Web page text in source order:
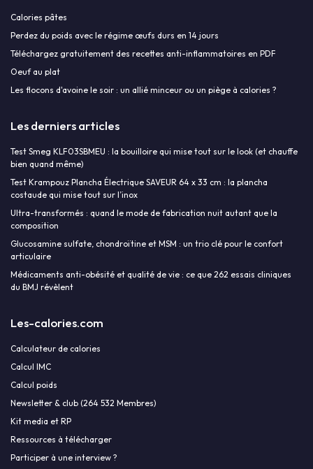
Calories pâtes
Perdez du poids avec le régime œufs durs en 14 jours
Téléchargez gratuitement des recettes anti-inflammatoires en PDF
Oeuf au plat
Les flocons d'avoine le soir : un allié minceur ou un piège à calories ?
Les derniers articles
Test Smeg KLF03SBMEU : la bouilloire qui mise tout sur le look (et chauffe
bien quand même)
Test Krampouz Plancha Électrique SAVEUR 64 x 33 cm : la plancha
costaude qui mise tout sur l’inox
Ultra-transformés : quand le mode de fabrication nuit autant que la
composition
Glucosamine sulfate, chondroïtine et MSM : un trio clé pour le confort
articulaire
Médicaments anti-obésité et qualité de vie : ce que 262 essais cliniques
du BMJ révèlent
Les-calories.com
Calculateur de calories
Calcul IMC
Calcul poids
Newsletter & club (264 532 Membres)
Kit media et RP
Ressources à télécharger
Participer à une interview ?